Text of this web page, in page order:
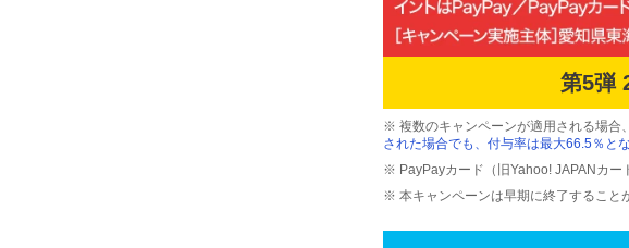
第5弾
※ 複数のキャンペーンが適用される場合
された場合でも、付与率は最大66.5％とな
※ PayPayカード（旧Yahoo! JAPANカー
※ 本キャンペーンは早期に終了すること